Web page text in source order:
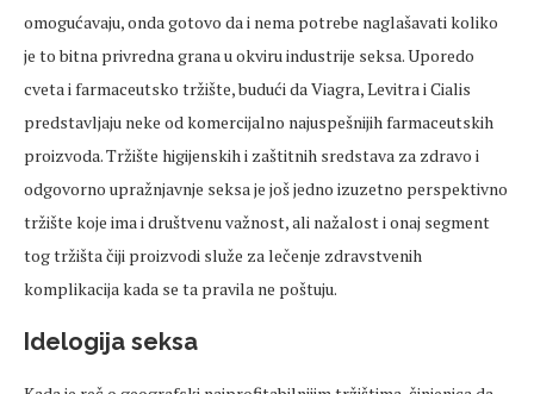
omogućavaju, onda gotovo da i nema potrebe naglašavati koliko
je to bitna privredna grana u okviru industrije seksa. Uporedo
cveta i farmaceutsko tržište, budući da Viagra, Levitra i Cialis
predstavljaju neke od komercijalno najuspešnijih farmaceutskih
proizvoda. Tržište higijenskih i zaštitnih sredstava za zdravo i
odgovorno upražnjavnje seksa je još jedno izuzetno perspektivno
tržište koje ima i društvenu važnost, ali nažalost i onaj segment
tog tržišta čiji proizvodi služe za lečenje zdravstvenih
komplikacija kada se ta pravila ne poštuju.
Idelogija seksa